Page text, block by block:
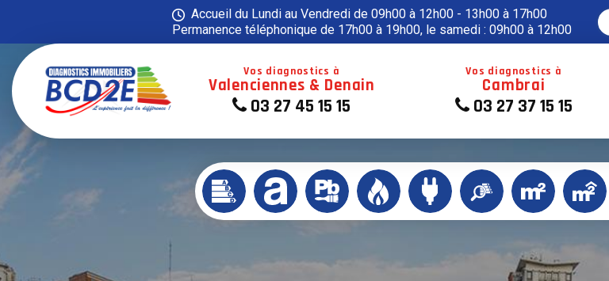
Accueil du Lundi au Vendredi de 09h00 à 12h00 - 13h00 à 17h00
Permanence téléphonique de 17h00 à 19h00, le samedi : 09h00 à 12h00
Vos diagnostics à
Valenciennes & Denain
03 27 45 15 15
Vos diagnostics à
Cambrai
03 27 37 15 15
Panneau de gestion des cookies